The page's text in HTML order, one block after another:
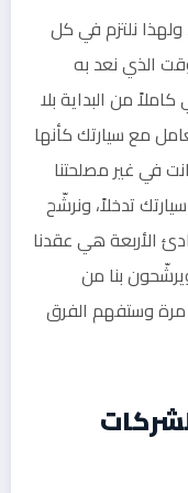
نلتزم في كل
الذي نعد به
من البداية بلا
مع سيارتك كأنها
في غير مصلحتنا
تدخلاً، ونرشّح
الأربعة هي عقدنا
بنا من
مرة وستفهم الفرق